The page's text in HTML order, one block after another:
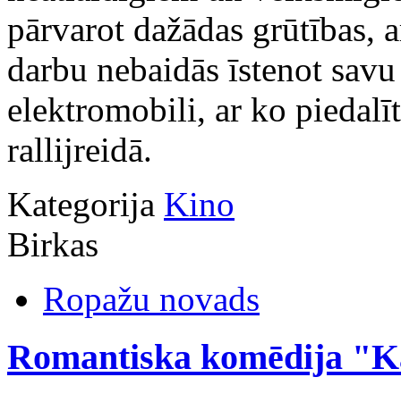
pārvarot dažādas
darbu nebaidās īstenot
elektromobili, ar ko
rallijreidā.
Kategorija Kino
Birkas
Ropažu novads
Romantiska komēdija